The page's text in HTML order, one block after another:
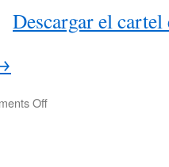
Descargar el
Off